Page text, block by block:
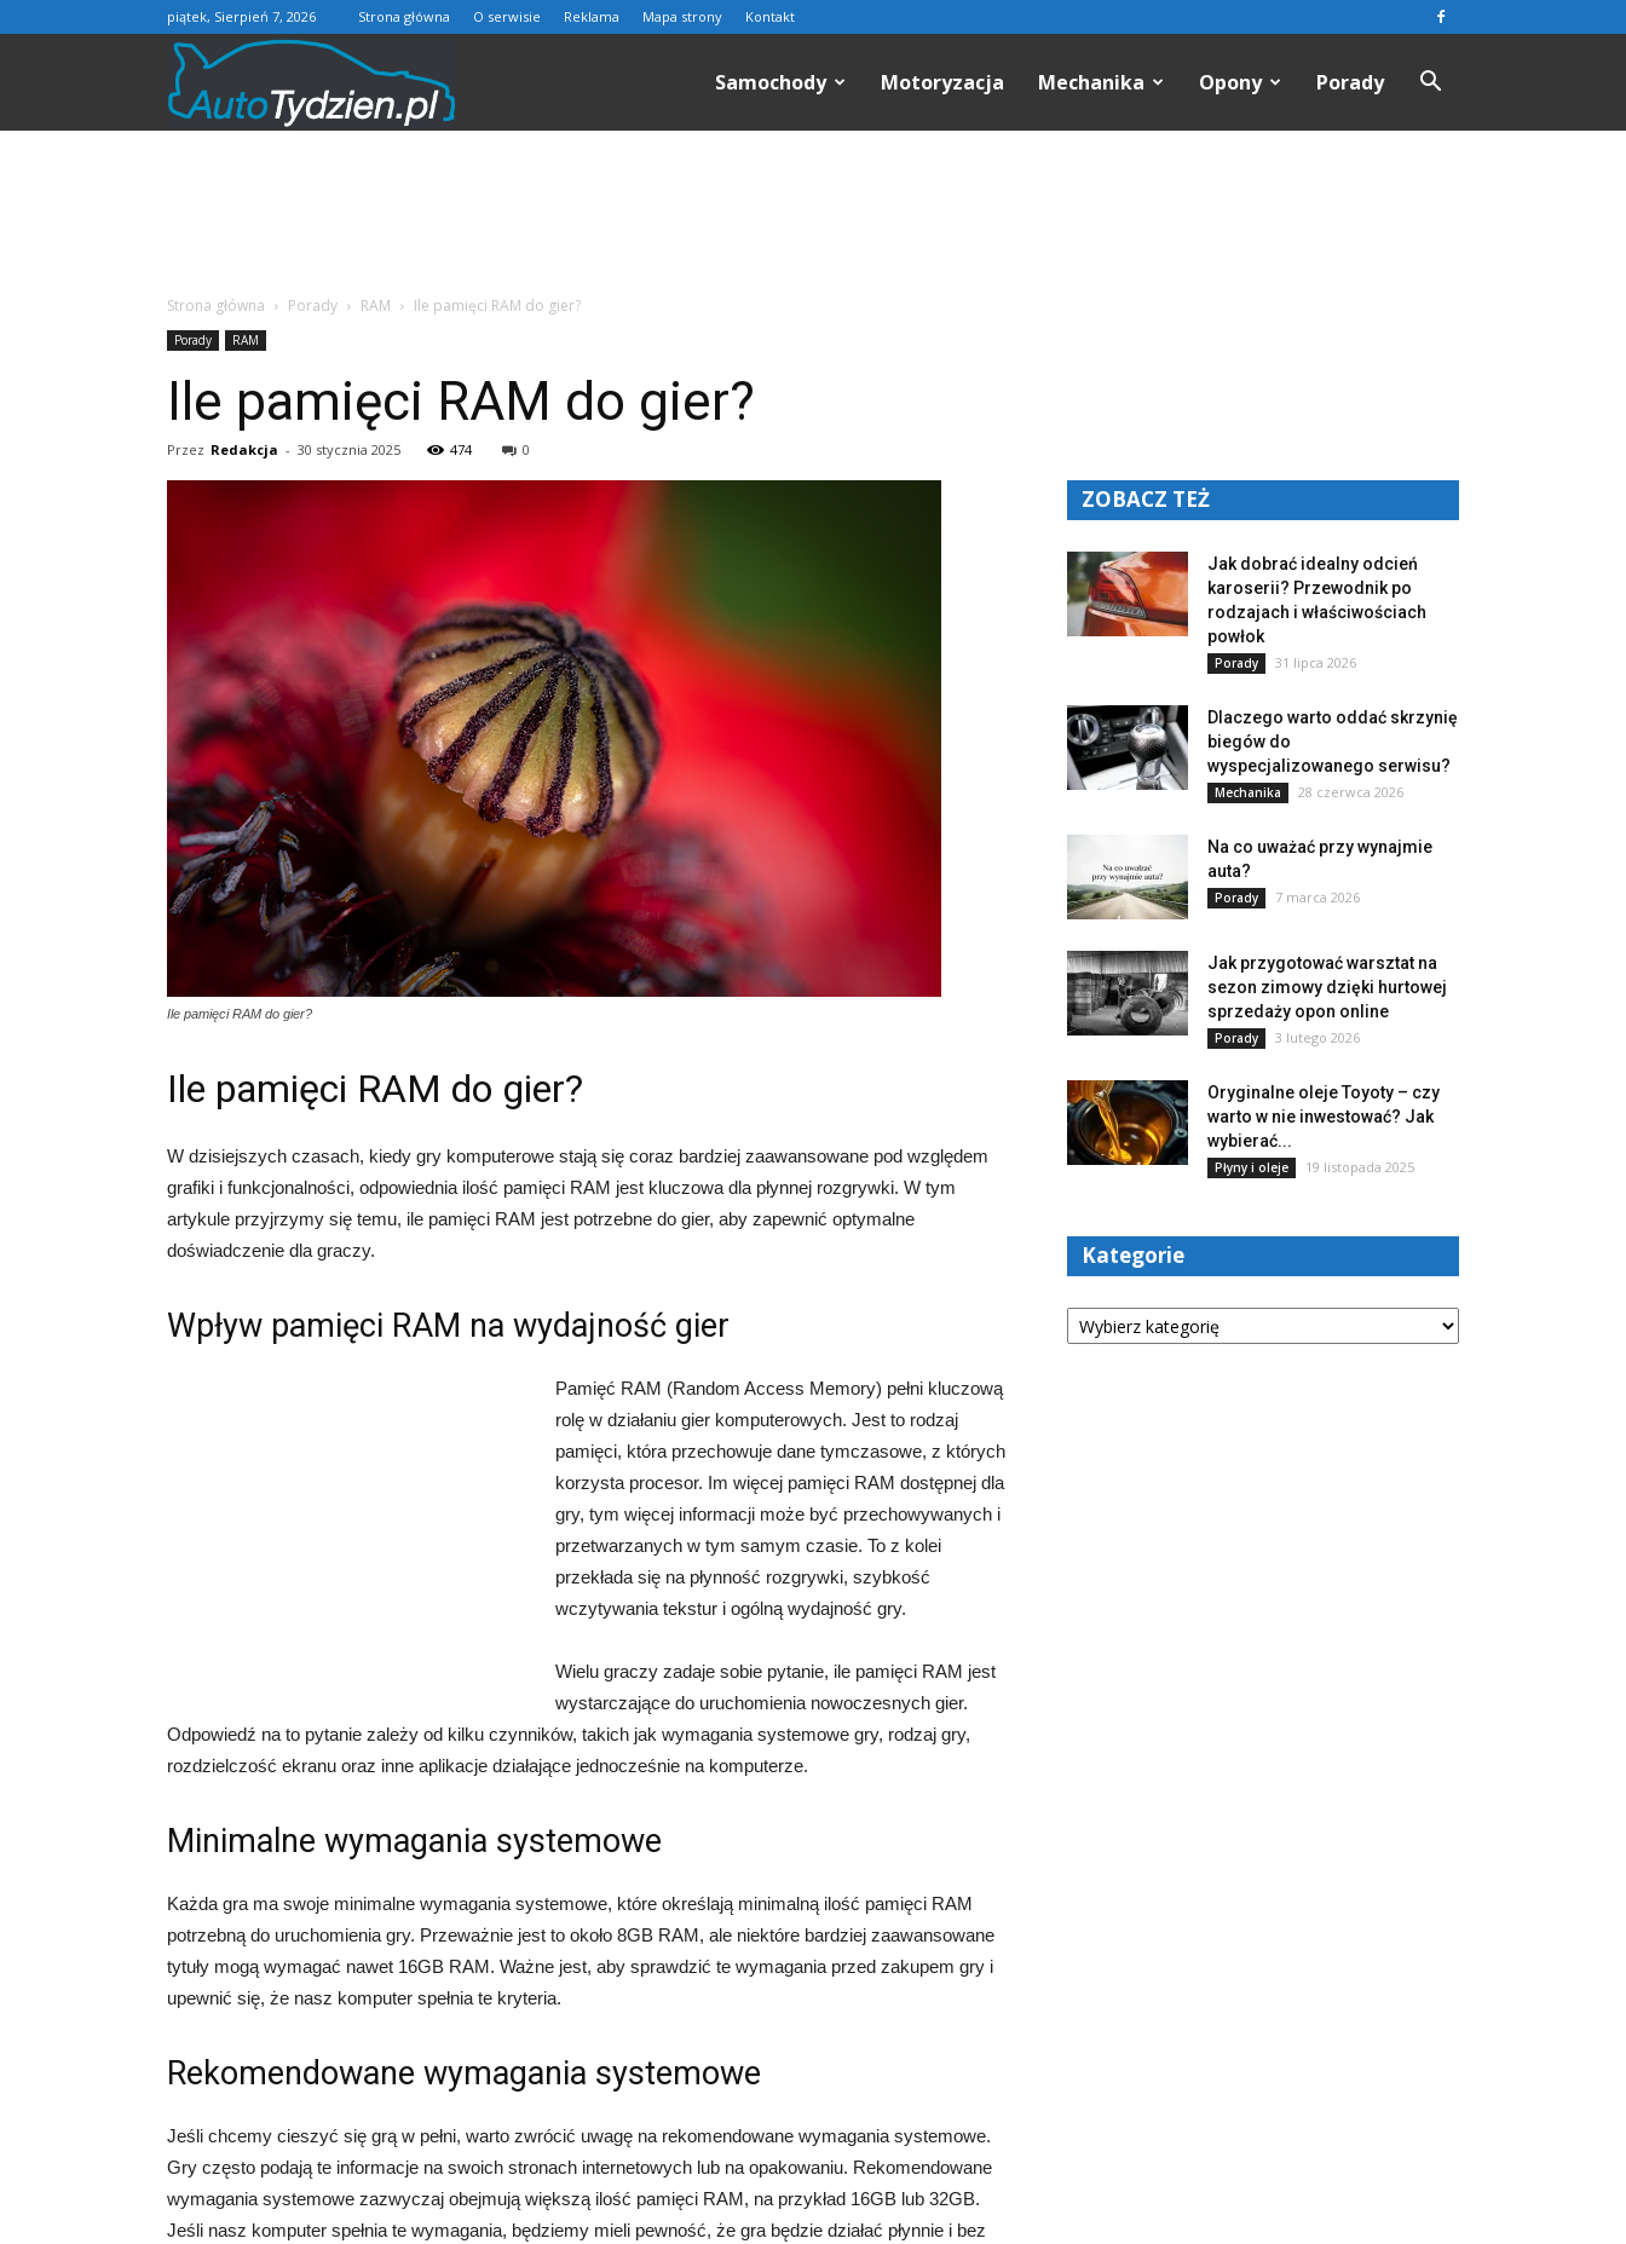
piątek, Sierpień 7, 2026 Strona główna O serwisie Reklama Mapa strony Kontakt
Samochody Motoryzacja Mechanika Opony Porady
Strona główna Porady RAM Ile pamięci RAM do gier?
Porady RAM
Ile pamięci RAM do gier?
Przez Redakcja - 30 stycznia 2025 474 0
Ile pamięci RAM do gier?
Ile pamięci RAM do gier?
W dzisiejszych czasach, kiedy gry komputerowe stają się coraz bardziej zaawansowane pod względem
grafiki i funkcjonalności, odpowiednia ilość pamięci RAM jest kluczowa dla płynnej rozgrywki. W tym
artykule przyjrzymy się temu, ile pamięci RAM jest potrzebne do gier, aby zapewnić optymalne
doświadczenie dla graczy.
Wpływ pamięci RAM na wydajność gier
Pamięć RAM (Random Access Memory) pełni kluczową
rolę w działaniu gier komputerowych. Jest to rodzaj
pamięci, która przechowuje dane tymczasowe, z których
korzysta procesor. Im więcej pamięci RAM dostępnej dla
gry, tym więcej informacji może być przechowywanych i
przetwarzanych w tym samym czasie. To z kolei
przekłada się na płynność rozgrywki, szybkość
wczytywania tekstur i ogólną wydajność gry.
Wielu graczy zadaje sobie pytanie, ile pamięci RAM jest
wystarczające do uruchomienia nowoczesnych gier.
Odpowiedź na to pytanie zależy od kilku czynników, takich jak wymagania systemowe gry, rodzaj gry,
rozdzielczość ekranu oraz inne aplikacje działające jednocześnie na komputerze.
Minimalne wymagania systemowe
Każda gra ma swoje minimalne wymagania systemowe, które określają minimalną ilość pamięci RAM
potrzebną do uruchomienia gry. Przeważnie jest to około 8GB RAM, ale niektóre bardziej zaawansowane
tytuły mogą wymagać nawet 16GB RAM. Ważne jest, aby sprawdzić te wymagania przed zakupem gry i
upewnić się, że nasz komputer spełnia te kryteria.
Rekomendowane wymagania systemowe
Jeśli chcemy cieszyć się grą w pełni, warto zwrócić uwagę na rekomendowane wymagania systemowe.
Gry często podają te informacje na swoich stronach internetowych lub na opakowaniu. Rekomendowane
wymagania systemowe zazwyczaj obejmują większą ilość pamięci RAM, na przykład 16GB lub 32GB.
Jeśli nasz komputer spełnia te wymagania, będziemy mieli pewność, że gra będzie działać płynnie i bez
ZOBACZ TEŻ
Jak dobrać idealny odcień
karoserii? Przewodnik po
rodzajach i właściwościach
powłok
Porady 31 lipca 2026
Dlaczego warto oddać skrzynię
biegów do
wyspecjalizowanego serwisu?
Mechanika 28 czerwca 2026
Na co uważać przy wynajmie
auta?
Porady 7 marca 2026
Jak przygotować warsztat na
sezon zimowy dzięki hurtowej
sprzedaży opon online
Porady 3 lutego 2026
Oryginalne oleje Toyoty – czy
warto w nie inwestować? Jak
wybierać...
Płyny i oleje 19 listopada 2025
Kategorie
Kategorie